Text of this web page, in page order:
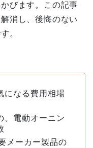
びます。この記事
消し、後悔のない
。
になる費用相場
、電動オーニン
メーカー製品の